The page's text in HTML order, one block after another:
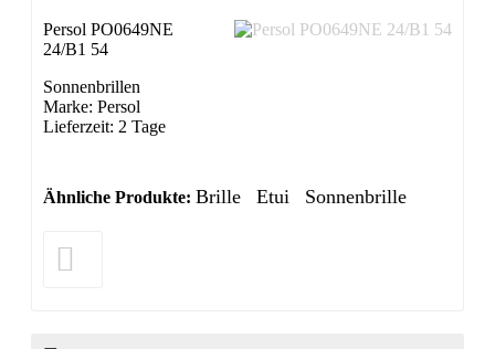
Persol PO0649NE
24/B1 54
Sonnenbrillen
Marke: Persol
Lieferzeit: 2 Tage
Ähnliche Produkte: Brille Etui Sonnenbrille